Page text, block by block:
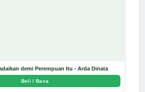
demi Perempuan Itu - Arda Dinata
Beli / Baca